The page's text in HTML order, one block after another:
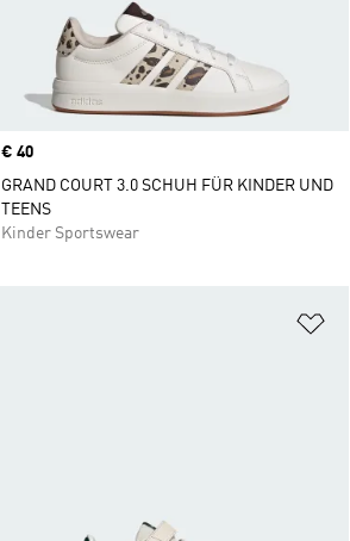
Price
€ 40
GRAND COURT 3.0 SCHUH FÜR KINDER UND
TEENS
Kinder Sportswear